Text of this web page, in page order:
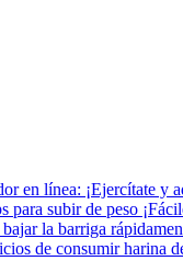
en línea: ¡Ejercítate y
para subir de peso
bajar la barriga
de consumir harina